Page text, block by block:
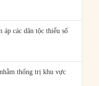
áp các dân tộc thiểu số
thống trị khu vực